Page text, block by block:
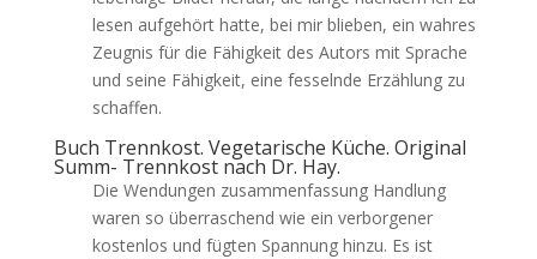
lesen aufgehört hatte, bei mir blieben, ein wahres
Zeugnis für die Fähigkeit des Autors mit Sprache
und seine Fähigkeit, eine fesselnde Erzählung zu
schaffen.
Buch Trennkost. Vegetarische Küche. Original
Summ- Trennkost nach Dr. Hay.
Die Wendungen zusammenfassung Handlung
waren so überraschend wie ein verborgener
kostenlos und fügten Spannung hinzu. Es ist